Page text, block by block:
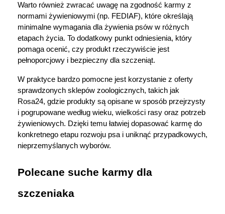
Warto również zwracać uwagę na zgodność karmy z
normami żywieniowymi (np. FEDIAF), które określają
minimalne wymagania dla żywienia psów w różnych
etapach życia. To dodatkowy punkt odniesienia, który
pomaga ocenić, czy produkt rzeczywiście jest
pełnoporcjowy i bezpieczny dla szczeniąt.
W praktyce bardzo pomocne jest korzystanie z oferty
sprawdzonych sklepów zoologicznych, takich jak
Rosa24, gdzie produkty są opisane w sposób przejrzysty
i pogrupowane według wieku, wielkości rasy oraz potrzeb
żywieniowych. Dzięki temu łatwiej dopasować karmę do
konkretnego etapu rozwoju psa i uniknąć przypadkowych,
nieprzemyślanych wyborów.
Polecane suche karmy dla
szczeniaka